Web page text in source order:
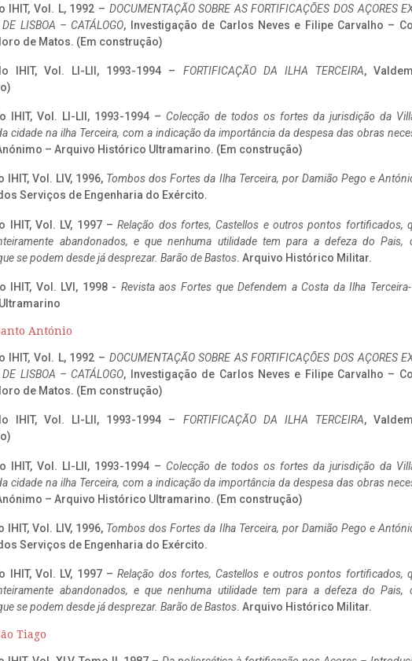
IHIT, Vol. L, 1992 – DOCUMENTAÇÃO SOBRE AS FORTIFICAÇÕES DOS AÇORES
DE LISBOA – CATÁLOGO, Investigação de Carlos Neves e Filipe Carvalho –
de Matos. (Em construção)
IHIT, Vol. LI-LII, 1993-1994 – FORTIFICAÇÃO DA ILHA TERCEIRA,
IHIT, Vol. LI-LII, 1993-1994 – Colecção de todos os fortes da jurisdição da
cidade na ilha Terceira, com a indicação da importância da despesa das obras
– Arquivo Histórico Ultramarino. (Em construção)
IHIT, Vol. LIV, 1996, Tombos dos Fortes da Ilha Terceira, por Damião Pego e
Serviços de Engenharia do Exército.
IHIT, Vol. LV, 1997 –Relação dos fortes, Castellos e outros pontos fortificados,
abandonados, e que nenhuma utilidade tem para a defeza do Pais,
se podem desde já desprezar. Barão de Bastos. Arquivo Histórico Militar.
IHIT, Vol. LVI, 1998 - Revista aos Fortes que Defendem a Costa da Ilha
António
IHIT, Vol. L, 1992 – DOCUMENTAÇÃO SOBRE AS FORTIFICAÇÕES DOS AÇORES
DE LISBOA – CATÁLOGO, Investigação de Carlos Neves e Filipe Carvalho –
de Matos. (Em construção)
IHIT, Vol. LI-LII, 1993-1994 – FORTIFICAÇÃO DA ILHA TERCEIRA,
IHIT, Vol. LI-LII, 1993-1994 – Colecção de todos os fortes da jurisdição da
cidade na ilha Terceira, com a indicação da importância da despesa das obras
– Arquivo Histórico Ultramarino. (Em construção)
IHIT, Vol. LIV, 1996, Tombos dos Fortes da Ilha Terceira, por Damião Pego e
Serviços de Engenharia do Exército.
IHIT, Vol. LV, 1997 –Relação dos fortes, Castellos e outros pontos fortificados,
abandonados, e que nenhuma utilidade tem para a defeza do Pais,
se podem desde já desprezar. Barão de Bastos. Arquivo Histórico Militar.
Tiago